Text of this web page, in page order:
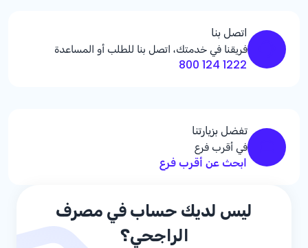
اتصل بنا
فريقنا في خدمتك، اتصل بنا للطلب أو المساعدة
1222 124 800
تفضل بزيارتنا
في أقرب فرع
ابحث عن أقرب فرع
ليس لديك حساب في مصرف
الراجحي؟